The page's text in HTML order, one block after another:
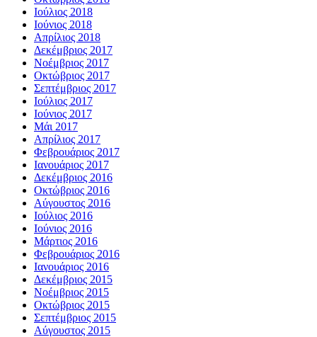
Ιούλιος 2018
Ιούνιος 2018
Απρίλιος 2018
Δεκέμβριος 2017
Νοέμβριος 2017
Οκτώβριος 2017
Σεπτέμβριος 2017
Ιούλιος 2017
Ιούνιος 2017
Μάι 2017
Απρίλιος 2017
Φεβρουάριος 2017
Ιανουάριος 2017
Δεκέμβριος 2016
Οκτώβριος 2016
Αύγουστος 2016
Ιούλιος 2016
Ιούνιος 2016
Μάρτιος 2016
Φεβρουάριος 2016
Ιανουάριος 2016
Δεκέμβριος 2015
Νοέμβριος 2015
Οκτώβριος 2015
Σεπτέμβριος 2015
Αύγουστος 2015